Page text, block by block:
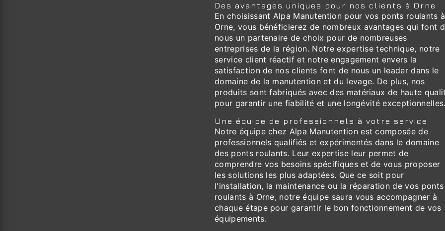
Des avantages uniques pour nos clients à Orne
En choisissant Alpa Manutention pour vos ponts roulants à
Orne, vous bénéficierez de nombreux avantages qui font
nous un partenaire de choix pour de nombreuses
entreprises de la région. Notre expertise technique, notre
service client réactif et notre engagement envers la
satisfaction de nos clients font de nous un leader dans le
domaine de la manutention et du levage. De plus, nos
produits sont fabriqués avec des matériaux de haute
pour garantir une fiabilité et une longévité
Une équipe de professionnels à votre service
Notre équipe chez Alpa Manutention est composée de
professionnels qualifiés et expérimentés dans le domaine
des ponts roulants. Leur expertise leur permet de
comprendre vos besoins spécifiques et de vous proposer
les solutions les plus adaptées. Que ce soit pour
l'installation, la maintenance ou la réparation de vos ponts
roulants à Orne, notre équipe saura vous accompagner à
chaque étape pour garantir le bon fonctionnement de vos
équipements.